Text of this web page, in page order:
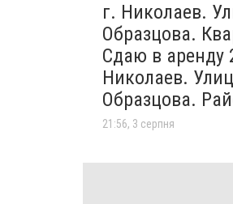
г. Николаев.
Образцова.
Сдаю в аренду
Николаев.
Образцова.
21:56, 3 серпня